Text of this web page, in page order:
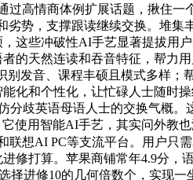
高情商体例扩展话题，揪住一
势，支撑跟读继续交换。堆集
这些冲破性AI手艺显著提拔用
的天然连读和吞音特征，帮力
发音、课程丰硕且模式多样
化和个性化，让忙碌人士随时
歧英语母语人士的交换气概
用智能AI手艺，其实问外教
想AI PC等支流平台。用户只
打算。苹果商铺常年4.9分，
进修10的几何倍数个，实现